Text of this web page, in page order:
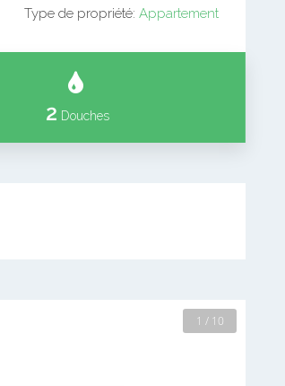
Type de propriété: Appartement
2 Douches
2 / 10